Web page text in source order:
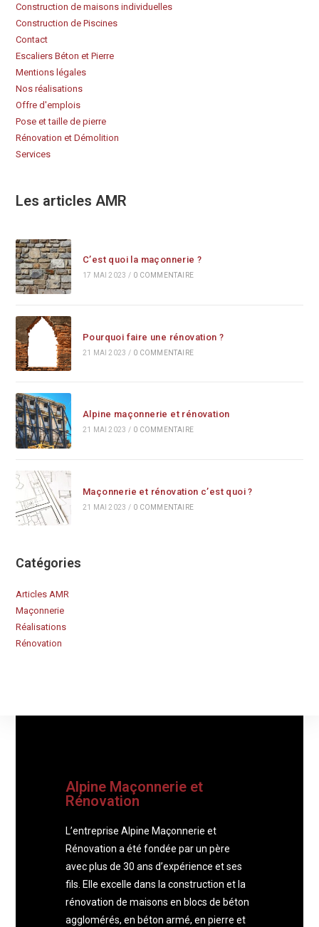
Construction de maisons individuelles
Construction de Piscines
Contact
Escaliers Béton et Pierre
Mentions légales
Nos réalisations
Offre d'emplois
Pose et taille de pierre
Rénovation et Démolition
Services
Les articles AMR
C’est quoi la maçonnerie ?
17 MAI 2023 / 0 COMMENTAIRE
Pourquoi faire une rénovation ?
21 MAI 2023 / 0 COMMENTAIRE
Alpine maçonnerie et rénovation
21 MAI 2023 / 0 COMMENTAIRE
Maçonnerie et rénovation c’est quoi ?
21 MAI 2023 / 0 COMMENTAIRE
Catégories
Articles AMR
Maçonnerie
Réalisations
Rénovation
Alpine Maçonnerie et
Rénovation
L’entreprise Alpine Maçonnerie et
Rénovation a été fondée par un père
avec plus de 30 ans d’expérience et ses
fils. Elle excelle dans la construction et la
rénovation de maisons en blocs de béton
agglomérés, en béton armé, en pierre et